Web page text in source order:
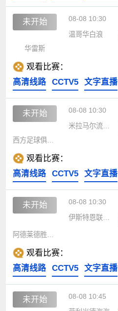
未开始 08-08 10:30
温哥华白浪
华雷斯
观看比赛：
高清线路
CCTV5 文字直播
未开始 08-08 10:30
米拉马尔流浪者
观看比赛：
高清线路
CCTV5 文字直播
未开始 08-08 10:30
伊斯特恩联后备队
观看比赛：
高清线路
CCTV5 文字直播
未开始 08-08 10:45